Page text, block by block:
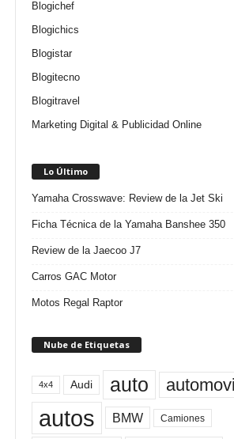
Blogichef
Blogichics
Blogistar
Blogitecno
Blogitravel
Marketing Digital & Publicidad Online
Lo Último
Yamaha Crosswave: Review de la Jet Ski
Ficha Técnica de la Yamaha Banshee 350
Review de la Jaecoo J7
Carros GAC Motor
Motos Regal Raptor
Nube de Etiquetas
4x4 Audi auto
autos BMW Camiones